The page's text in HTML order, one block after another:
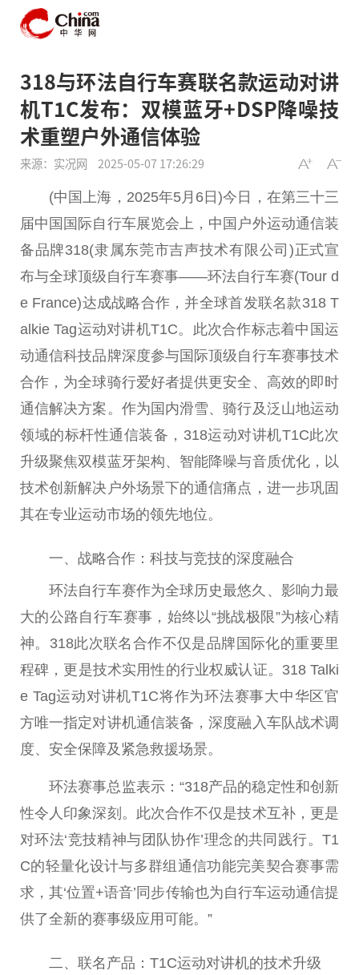
318与环法自行车赛联名款运动对讲
机T1C发布：双模蓝牙+DSP降噪技
术重塑户外通信体验
来源：实况网 2025-05-07 17:26:29
(中国上海，2025年5月6日)今日，在第三十三
届中国国际自行车展览会上，中国户外运动通信装
备品牌318(隶属东莞市吉声技术有限公司)正式宣
布与全球顶级自行车赛事——环法自行车赛(Tour d
e France)达成战略合作，并全球首发联名款318 T
alkie Tag运动对讲机T1C。此次合作标志着中国运
动通信科技品牌深度参与国际顶级自行车赛事技术
合作，为全球骑行爱好者提供更安全、高效的即时
通信解决方案。作为国内滑雪、骑行及泛山地运动
领域的标杆性通信装备，318运动对讲机T1C此次
升级聚焦双模蓝牙架构、智能降噪与音质优化，以
技术创新解决户外场景下的通信痛点，进一步巩固
其在专业运动市场的领先地位。
一、战略合作：科技与竞技的深度融合
环法自行车赛作为全球历史最悠久、影响力最
大的公路自行车赛事，始终以“挑战极限”为核心精
神。318此次联名合作不仅是品牌国际化的重要里
程碑，更是技术实用性的行业权威认证。318 Talki
e Tag运动对讲机T1C将作为环法赛事大中华区官
方唯一指定对讲机通信装备，深度融入车队战术调
度、安全保障及紧急救援场景。
环法赛事总监表示：“318产品的稳定性和创新
性令人印象深刻。此次合作不仅是技术互补，更是
对环法‘竞技精神与团队协作’理念的共同践行。T1
C的轻量化设计与多群组通信功能完美契合赛事需
求，其‘位置+语音’同步传输也为自行车运动通信提
供了全新的赛事级应用可能。”
二、联名产品：T1C运动对讲机的技术升级